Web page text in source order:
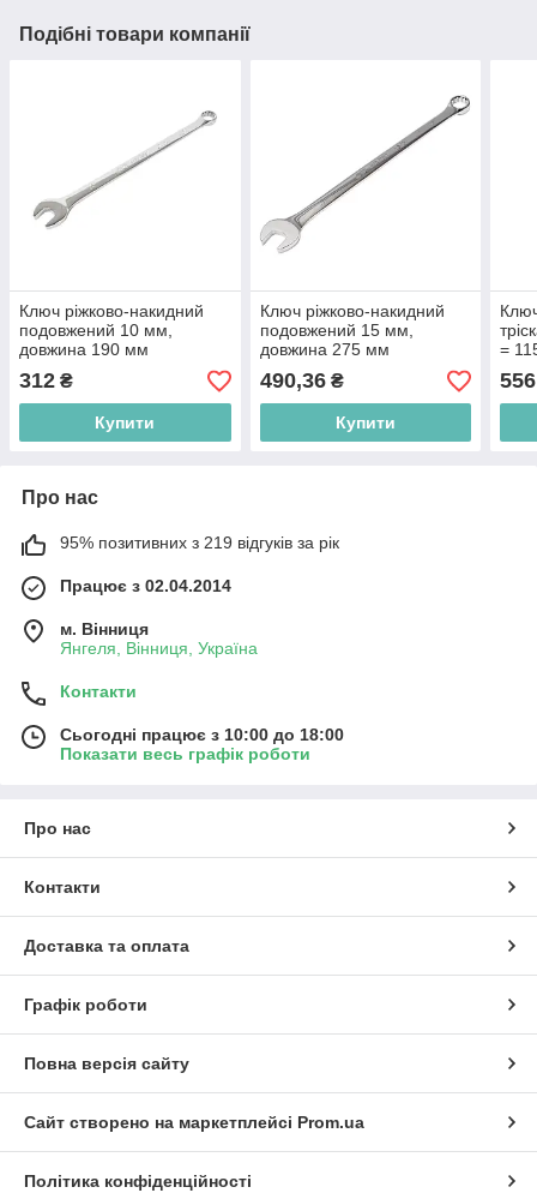
Подібні товари компанії
Ключ ріжково-накидний
подовжений 10 мм,
довжина 190 мм
312 ₴
Купити
Ключ ріжково-накидний
подовжений 15 мм,
довжина 275 мм
490,36₴
Купити
=
Про нас
95% позитивних з 219 відгуків за рік
Працює з 02.04.2014
м. Вінниця
Янгеля, Вінниця, Україна
Контакти
Сьогодні працює з 10:00 до 18:00
Показати весь графік роботи
Про нас
Контакти
Доставка та оплата
Графік роботи
Повна версія сайту
Сайт створено на маркетплейсі Prom.ua
Політика конфіденційності